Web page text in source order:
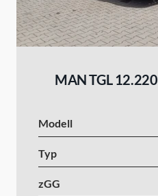
MAN TGL 12.220
Modell
Typ
zGG